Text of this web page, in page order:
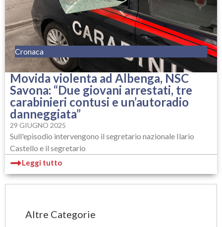
Cronaca
Movida violenta ad Albenga, NSC
Savona: “Due giovani arrestati, tre
carabinieri contusi e un’autoradio
danneggiata”
29 GIUGNO 2025
Sull'episodio intervengono il segretario nazionale Ilario
Castello e il segretario
Leggi tutto
Altre Categorie